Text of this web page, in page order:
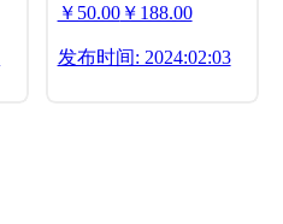
￥50.00￥188.00
发布时间: 2024:02:03